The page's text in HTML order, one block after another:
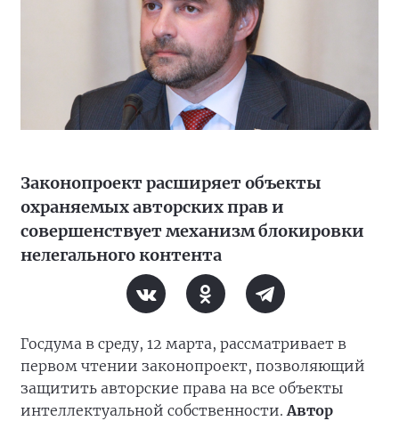
Законопроект расширяет объекты
охраняемых авторских прав и
совершенствует механизм блокировки
нелегального контента
Госдума в среду, 12 марта, рассматривает в
первом чтении законопроект, позволяющий
защитить авторские права на все объекты
интеллектуальной собственности.Автор